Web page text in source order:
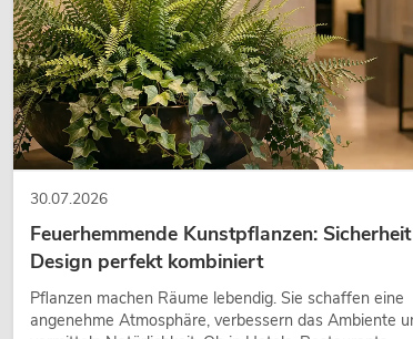
30.07.2026
Feuerhemmende Kunstpflanzen:
Design perfekt kombiniert
Pflanzen machen Räume lebendig. Sie schaffen eine
angenehme Atmosphäre, verbessern das Ambiente